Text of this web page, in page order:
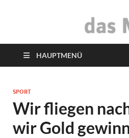
das
HAUPTMENÜ
SPORT
Wir fliegen
wir Gold